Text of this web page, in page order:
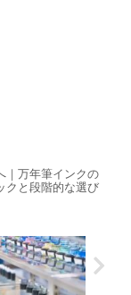
｜万年筆インクの
クと段階的な選び